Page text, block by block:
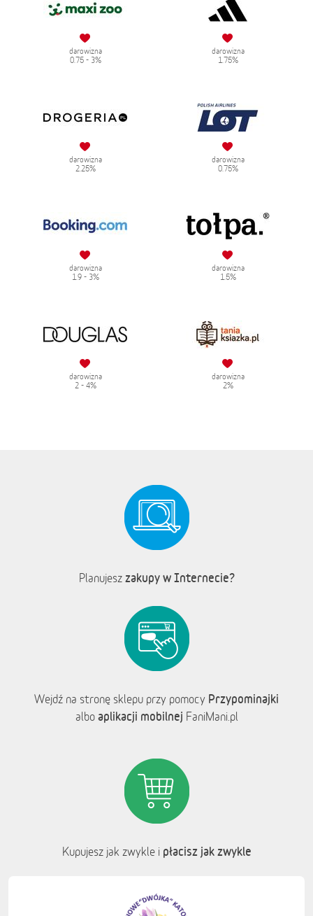
darowizna
0.75 - 3%
darowizna
1.75%
darowizna
2.25%
darowizna
0.75%
darowizna
1.9 - 3%
darowizna
1.5%
darowizna
2 - 4%
darowizna
2%
Planujesz zakupy w Internecie?
Wejdź na stronę sklepu przy pomocy Przypominajki
albo aplikacji mobilnej FaniMani.pl
Kupujesz jak zwykle i płacisz jak zwykle